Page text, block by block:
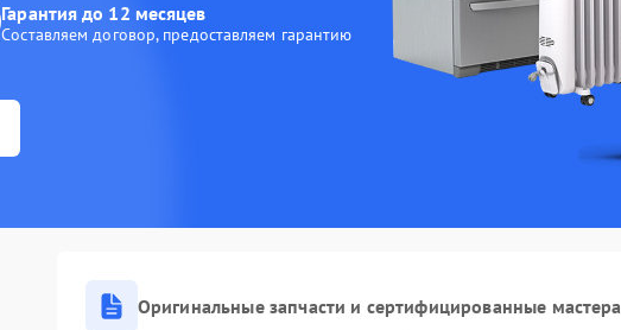
Гарантия до 12 месяцев
Составляем договор, предоставляем гарантию
Оригинальные запчасти и сертифицированные мастера